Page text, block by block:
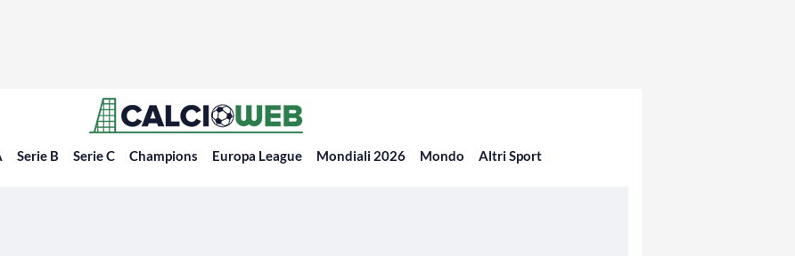
Serie B Serie C Champions Europa League Mondiali 2026 Mondo Altri Sport